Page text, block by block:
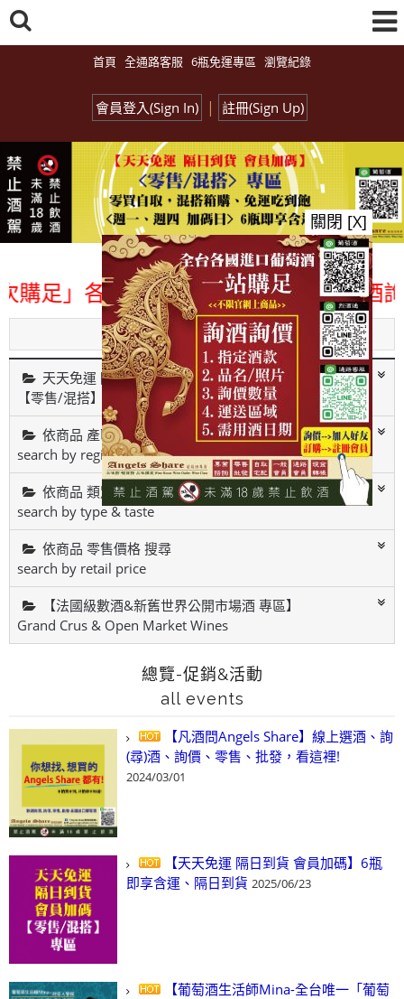
首頁 全通路客服 6瓶免運專區 瀏覽紀錄
會員登入(Sign In) | 註冊(Sign Up)
國進口酒類商品 專業詢(尋)酒詢價零
Menu
天天免運 隔日到貨 會員加碼
【零售/混搭】專區 Retail Wines
依商品 產區&酒廠 搜尋
search by region & winery
依商品 類別&風味 搜尋
search by type & taste
依商品 零售價格 搜尋
search by retail price
【法國級數酒&新舊世界公開市場酒 專區】
Grand Crus & Open Market Wines
總覽-促銷&活動
all events
【凡酒問Angels Share】線上選酒、詢
(尋)酒、詢價、零售、批發，看這裡!
2024/03/01
【天天免運 隔日到貨 會員加碼】6瓶
即享含運、隔日到貨 2025/06/23
【葡萄酒生活師Mina-全台唯一「葡萄
關閉 [X]